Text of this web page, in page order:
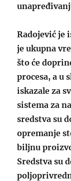
Radojević je
je ukupna
što će
procesa, a u
iskazale za
sistema za
sredstva su
opremanje
biljnu
Sredstva su